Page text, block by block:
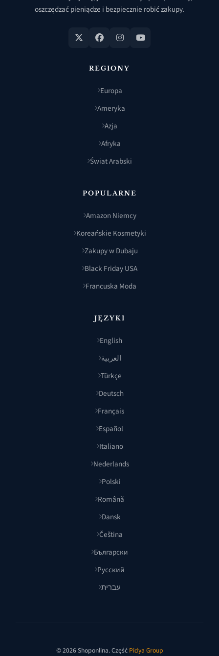
oszczędzać pieniądze i bezpiecznie robić zakupy.
REGIONY
Europa
Ameryka
Azja
Afryka
Świat Arabski
POPULARNE
Amazon Niemcy
Koreańskie Kosmetyki
Zakupy w Dubaju
Black Friday USA
Francuska Moda
JĘZYKI
English
العربية
Türkçe
Deutsch
Français
Español
Italiano
Nederlands
Polski
Română
Dansk
Čeština
Български
Русский
עברית
© 2026 Shoponlina. Część Pidya Group